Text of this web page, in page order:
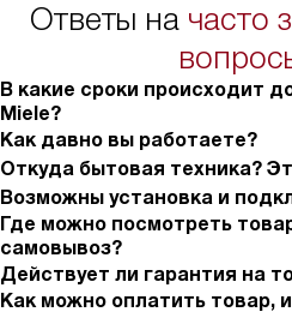
Ответы на часто
В какие сроки происходит
Miele?
Как давно вы работаете?
Откуда бытовая техника?
Возможны установка и
Где можно посмотреть
самовывоз?
Действует ли гарантия на
Как можно оплатить товар,